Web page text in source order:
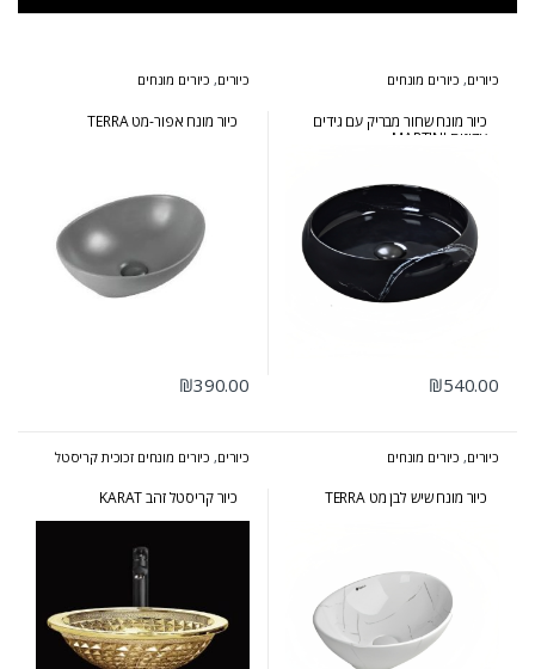
כיורים, כיורים מונחים
כיור מונח שחור מבריק עם גידים
עדינים MARTINI
₪540.00
כיורים, כיורים מונחים
כיור מונח אפור-מט TERRA
₪390.00
כיורים, כיורים מונחים
כיור מונח שיש לבן מט TERRA
כיורים, כיורים מונחים זכוכית קריסטל
כיור קריסטל זהב KARAT